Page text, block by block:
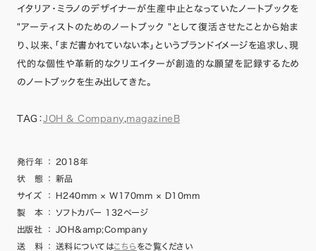
イタリア・ミラノのデザイナーが生産中止となっていたノートブックを
"アーティストのためのノートブック "として復活させたことから始ま
り、以来、「まだ書かれていない本」というブランドイメージを追求し、現
代的な個性や革新的なクリエイターが創造的な願望を記録するため
のノートブックを生み出してきた。
TAG：JOH & Company,magazineB
発行年 ：
2018年
状 態
：
新品
サイズ
：
H240mm × W170mm × D10mm
製 本
：
ソフトカバー 132ページ
出版社
：
JOH&amp;Company
送 料
： 送料についてはこちら をご覧ください